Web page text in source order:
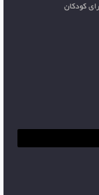
کودکان